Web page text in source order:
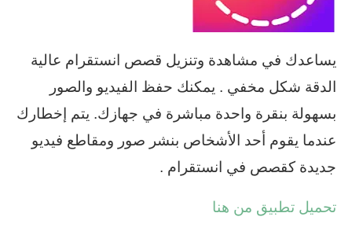
يساعدك في مشاهدة وتنزيل قصص انستقرام عالية
الدقة شكل مخفي . يمكنك حفظ الفيديو والصور
بسهولة بنقرة واحدة مباشرة في جهازك. يتم إخطارك
عندما يقوم أحد الأشخاص بنشر صور ومقاطع فيديو
جديدة كقصص في انستقرام .
تحميل تطبيق من هنا